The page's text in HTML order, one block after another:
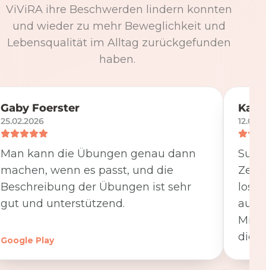
ViViRA ihre Beschwerden lindern konnten
und wieder zu mehr Beweglichkeit und
Lebensqualität im Alltag zurückgefunden
haben.
Gaby Foerster
25.02.2026
Man kann die Übungen genau dann
machen, wenn es passt, und die
Beschreibung der Übungen ist sehr
gut und unterstützend.
Google Play
Zeit
die